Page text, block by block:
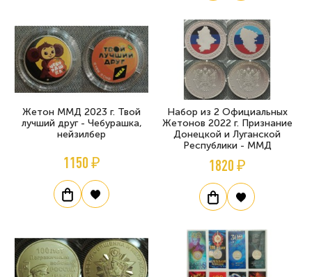
Жетон ММД 2023 г. Твой
лучший друг - Чебурашка,
нейзилбер
1150 ₽
Набор из 2 Официальных
Жетонов 2022 г. Признание
Донецкой и Луганской
Республики - ММД
1820 ₽